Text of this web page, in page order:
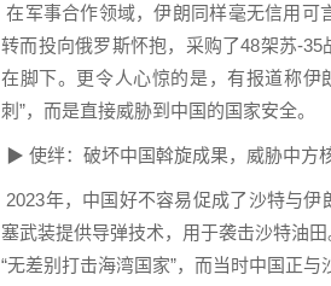
在军事合作领域，伊朗同样毫无信用可
转而投向俄罗斯怀抱，采购了48架苏-
在脚下。更令人心惊的是，有报道称伊
刺”，而是直接威胁到中国的国家安全。
▶ 使绊：破坏中国斡旋成果，威胁中方
2023年，中国好不容易促成了沙特与
塞武装提供导弹技术，用于袭击沙特油
“无差别打击海湾国家”，而当时中国正